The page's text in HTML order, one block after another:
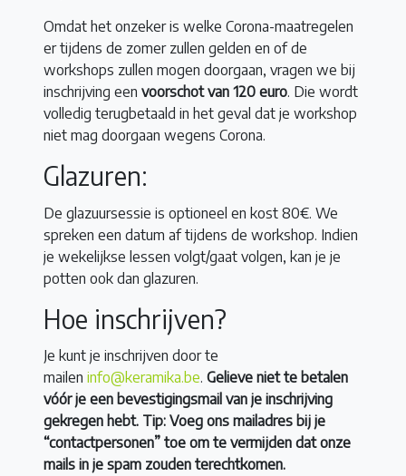
Omdat het onzeker is welke Corona-maatregelen
er tijdens de zomer zullen gelden en of de
workshops zullen mogen doorgaan, vragen we bij
inschrijving een voorschot van 120 euro. Die wordt
volledig terugbetaald in het geval dat je workshop
niet mag doorgaan wegens Corona.
Glazuren:
De glazuursessie is optioneel en kost 80€. We
spreken een datum af tijdens de workshop. Indien
je wekelijkse lessen volgt/gaat volgen, kan je je
potten ook dan glazuren.
Hoe inschrijven?
Je kunt je inschrijven door te
mailen info@keramika.be. Gelieve niet te betalen
vóór je een bevestigingsmail van je inschrijving
gekregen hebt. Tip: Voeg ons mailadres bij je
“contactpersonen” toe om te vermijden dat onze
mails in je spam zouden terechtkomen.